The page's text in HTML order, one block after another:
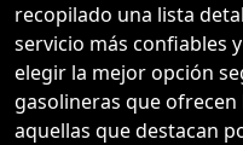
recopilado una lista
servicio más confiables
elegir la mejor opción
gasolineras que
aquellas que destacan